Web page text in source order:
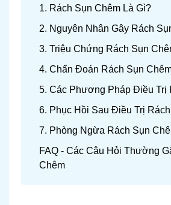
1. Rách Sụn Chêm Là Gì?
2. Nguyên Nhân Gây Rách
3. Triệu Chứng Rách Sụn
4. Chẩn Đoán Rách Sụn
5. Các Phương Pháp Điều Trị
6. Phục Hồi Sau Điều Trị
7. Phòng Ngừa Rách Sụn
FAQ - Các Câu Hỏi Thường
Chêm